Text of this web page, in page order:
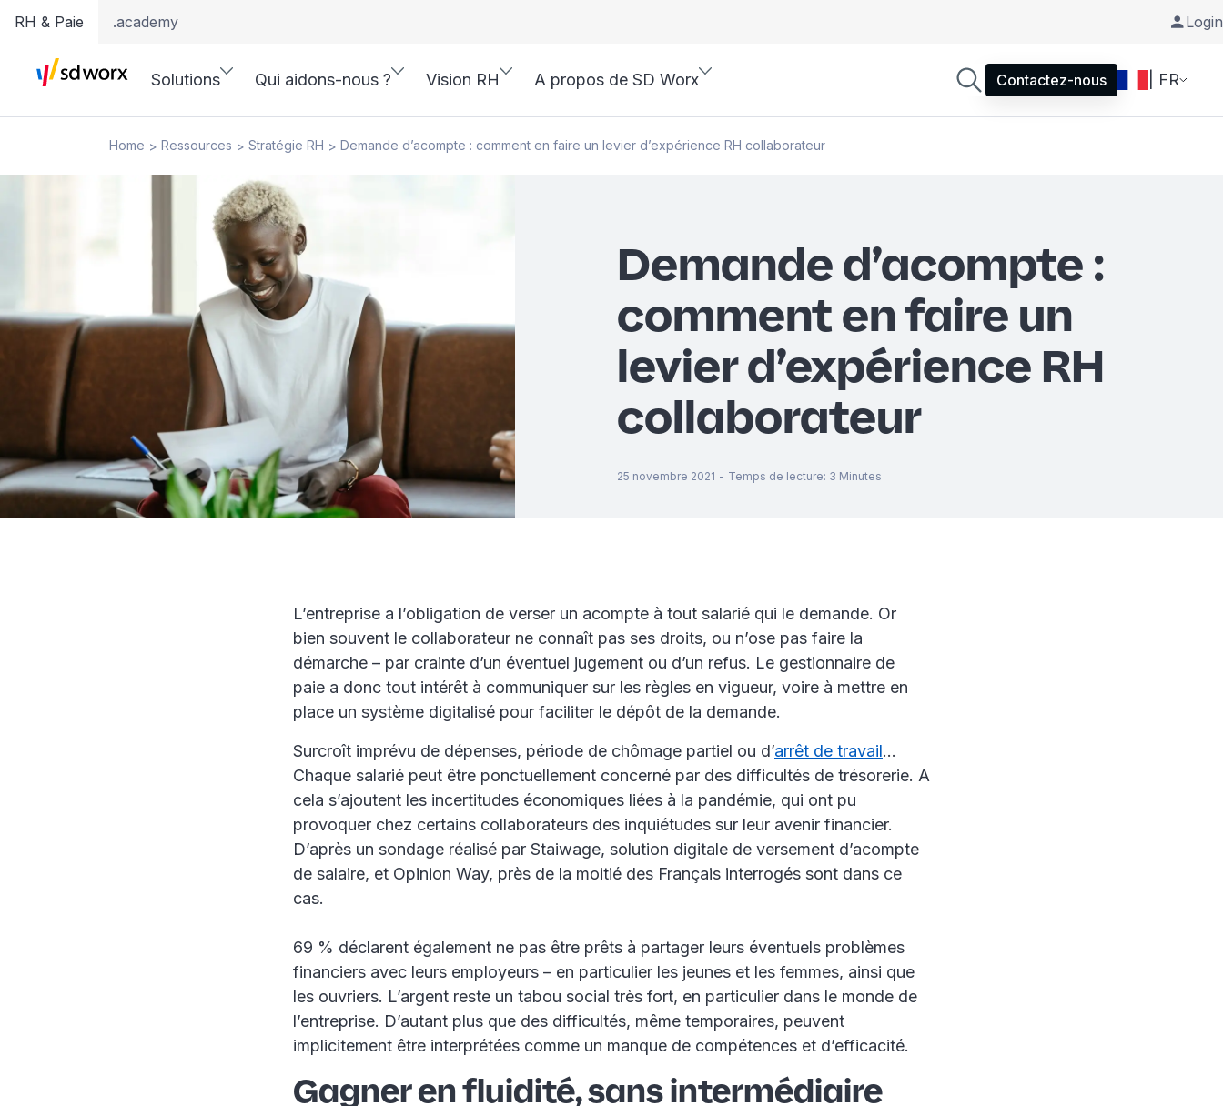
RH & Paie .academy Login
Solutions Qui aidons-nous ? Vision RH A propos de SD Worx Contactez-nous | FR
Home > Ressources > Stratégie RH > Demande d’acompte : comment en faire un levier d’expérience RH collaborateur
Demande d’acompte :
comment en faire un
levier d’expérience RH
collaborateur
25 novembre 2021 - Temps de lecture: 3 Minutes
L’entreprise a l’obligation de verser un acompte à tout salarié qui le demande. Or
bien souvent le collaborateur ne connaît pas ses droits, ou n’ose pas faire la
démarche – par crainte d’un éventuel jugement ou d’un refus. Le gestionnaire de
paie a donc tout intérêt à communiquer sur les règles en vigueur, voire à mettre en
place un système digitalisé pour faciliter le dépôt de la demande.
Surcroît imprévu de dépenses, période de chômage partiel ou d’arrêt de travail…
Chaque salarié peut être ponctuellement concerné par des difficultés de trésorerie. A
cela s’ajoutent les incertitudes économiques liées à la pandémie, qui ont pu
provoquer chez certains collaborateurs des inquiétudes sur leur avenir financier.
D’après un sondage réalisé par Staiwage, solution digitale de versement d’acompte
de salaire, et Opinion Way, près de la moitié des Français interrogés sont dans ce
cas.
69 % déclarent également ne pas être prêts à partager leurs éventuels problèmes
financiers avec leurs employeurs – en particulier les jeunes et les femmes, ainsi que
les ouvriers. L’argent reste un tabou social très fort, en particulier dans le monde de
l’entreprise. D’autant plus que des difficultés, même temporaires, peuvent
implicitement être interprétées comme un manque de compétences et d’efficacité.
Gagner en fluidité, sans intermédiaire